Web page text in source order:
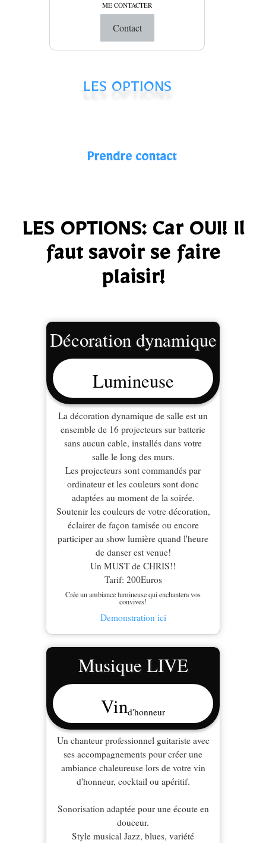
ME CONTACTER
Contact
LES OPTIONS
Prendre contact
LES OPTIONS: Car OUI! Il
faut savoir se faire
plaisir!
Décoration dynamique
Lumineuse
La décoration dynamique de salle est un
ensemble de 16 projecteurs sur batterie
sans aucun cable, installés dans votre
salle le long des murs.
Les projecteurs sont commandés par
ordinateur et les couleurs sont donc
adaptées au moment de la soirée.
Soutenir les couleurs de votre décoration,
éclairer de façon tamisée ou encore
participer au show lumière quand l'heure
de danser est venue!
Un MUST de CHRIS!!
Tarif: 200Euros
Crée un ambiance lumineuse qui enchantera vos
convives!
Demonstration ici
Musique LIVE
Vind'honneur
Un chanteur professionnel guitariste avec
ses accompagnements pour créer une
ambiance chaleureuse lors de votre vin
d'honneur, cocktail ou apéritif.
Sonorisation adaptée pour une écoute en
douceur.
Style musical Jazz, blues, variété